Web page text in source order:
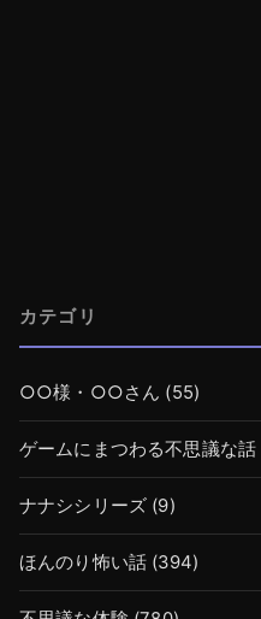
カテゴリ
○○様・○○さん (55)
ゲームにまつわる不思議な話
ナナシシリーズ (9)
ほんのり怖い話 (394)